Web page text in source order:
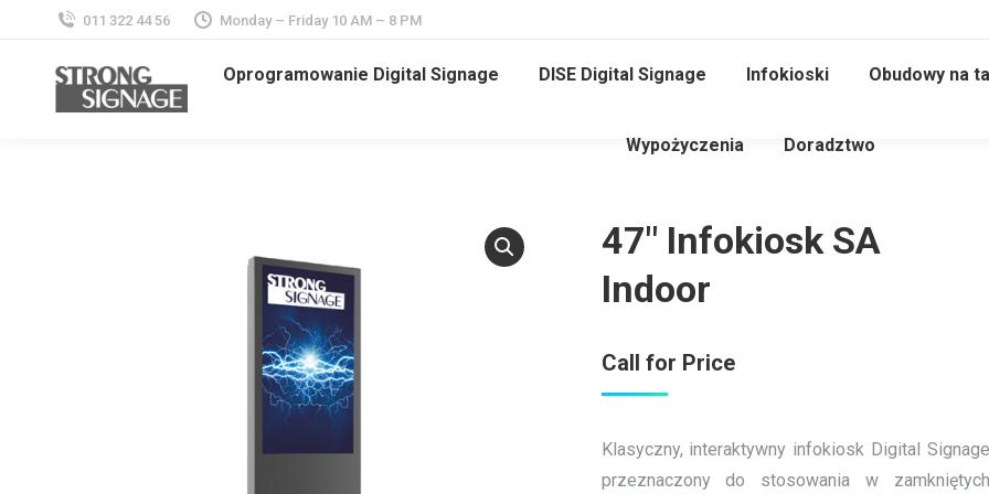
011 322 44 56 Monday – Friday 10 AM – 8 PM
Oprogramowanie Digital Signage DISE Digital Signage Infokioski Obudowy na
Wypożyczenia Doradztwo
47″ Infokiosk SA
Indoor
Call for Price
Klasyczny, interaktywny infokiosk Digital Signage
przeznaczony do stosowania w zamkniętych